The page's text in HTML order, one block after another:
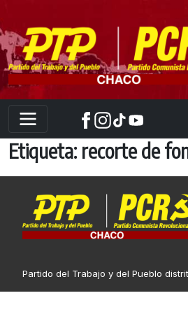
to
content
Etiqueta:recorte de
Partido del Trabajo y del Pueblo